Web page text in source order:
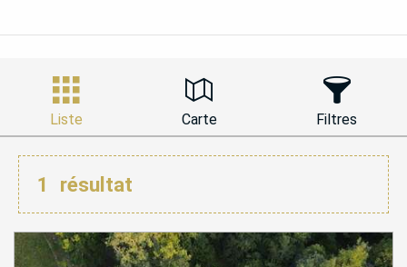
Liste Carte Filtres
1 résultat